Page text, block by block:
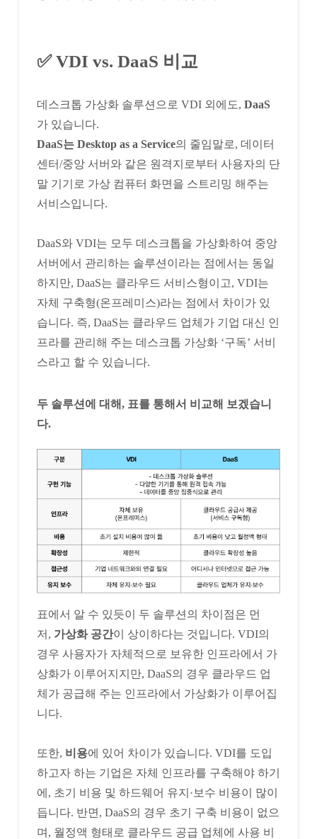
✅ VDI vs. DaaS 비교
데스크톱 가상화 솔루션으로 VDI 외에도, DaaS
가 있습니다.
DaaS는 Desktop as a Service의 줄임말로, 데이터
센터/중앙 서버와 같은 원격지로부터 사용자의 단
말 기기로 가상 컴퓨터 화면을 스트리밍 해주는
서비스입니다.
DaaS와 VDI는 모두 데스크톱을 가상화하여 중앙
서버에서 관리하는 솔루션이라는 점에서는 동일
하지만, DaaS는 클라우드 서비스형이고, VDI는
자체 구축형(온프레미스)라는 점에서 차이가 있
습니다. 즉, DaaS는 클라우드 업체가 기업 대신 인
프라를 관리해 주는 데스크톱 가상화 ‘구독’ 서비
스라고 할 수 있습니다.
두 솔루션에 대해, 표를 통해서 비교해 보겠습니
다.
표에서 알 수 있듯이 두 솔루션의 차이점은 먼
저, 가상화 공간이 상이하다는 것입니다. VDI의
경우 사용자가 자체적으로 보유한 인프라에서 가
상화가 이루어지지만, DaaS의 경우 클라우드 업
체가 공급해 주는 인프라에서 가상화가 이루어집
니다.
또한, 비용에 있어 차이가 있습니다. VDI를 도입
하고자 하는 기업은 자체 인프라를 구축해야 하기
에, 초기 비용 및 하드웨어 유지·보수 비용이 많이
듭니다. 반면, DaaS의 경우 초기 구축 비용이 없으
며, 월정액 형태로 클라우드 공급 업체에 사용 비